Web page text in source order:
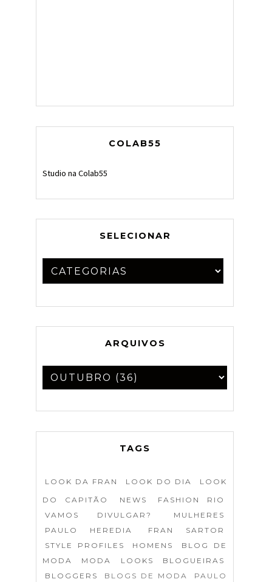
COLAB55
Studio na Colab55
SELECIONAR
ARQUIVOS
TAGS
LOOK DA FRAN LOOK DO DIA
LOOK
DO CAPITÃO
NEWS
FASHION RIO
VAMOS DIVULGAR?
MULHERES
PAULO HEREDIA
FRAN SARTOR
STYLE PROFILES
HOMENS
BLOG DE
MODA
MODA LOOKS
BLOGUEIRAS
BLOGGERS
BLOGS DE MODA
PAULO